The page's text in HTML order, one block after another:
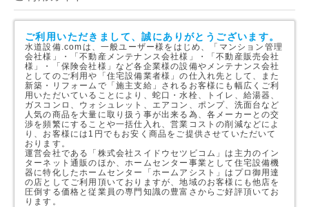
ご利用いただきまして、誠にありがとうございます。
水道設備.comは、一般ユーザー様をはじめ、「マンション管理
会社様」・「不動産メンテナンス会社様」・「不動産販売会社
様」・「保険会社様」など各企業様の設備やメンテナンス会社
としてのご利用や「住宅設備業者様」の仕入れ先として、また
新築・リフォームで「施主支給」されるお客様にも幅広くご利
用いただいていることにより、蛇口・水栓、トイレ、給湯器、
ガスコンロ、ウォシュレット、エアコン、ポンプ、洗面台など
人気の商品を大量に取り扱う事が出来る為、各メーカーとの交
渉を頻繁にすることや一括仕入れ、営業コストの削減などによ
り、お客様には1円でもお安く商品をご提供させていただいて
おります。
運営会社である「株式会社スイドウセツビコム」は主力のイン
ターネット通販のほか、ホームセンター事業として住宅設備機
器に特化したホームセンター「ホームアシスト」はプロ御用達
の店としてご利用頂いておりますが、地域のお客様にも他店を
圧倒する価格と従業員の専門知識の豊富さからご好評頂いてお
ります。